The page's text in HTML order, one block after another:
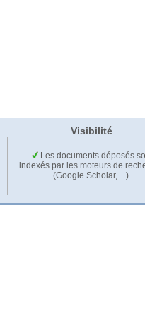
Visibilité
Les documents déposés
indexés par les moteurs de
(Google Scholar,…).